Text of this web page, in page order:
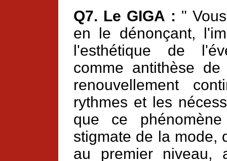
Q7. Le GIGA : "
en le dénonçant,
l'esthétique de
comme antithèse
renouvellement
rythmes et les
que ce
stigmate de la mode,
au premier niveau,